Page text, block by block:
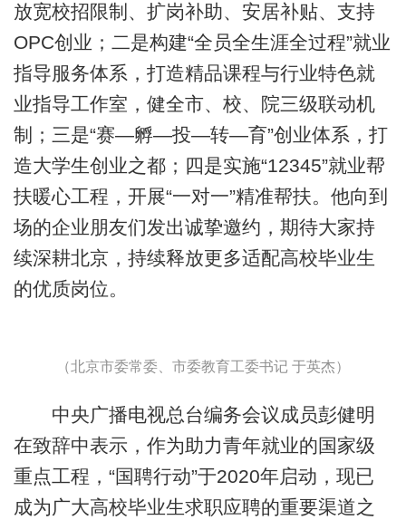
放宽校招限制、扩岗补助、安居补贴、支持
OPC创业；二是构建“全员全生涯全过程”就业
指导服务体系，打造精品课程与行业特色就
业指导工作室，健全市、校、院三级联动机
制；三是“赛—孵—投—转—育”创业体系，打
造大学生创业之都；四是实施“12345”就业帮
扶暖心工程，开展“一对一”精准帮扶。他向到
场的企业朋友们发出诚挚邀约，期待大家持
续深耕北京，持续释放更多适配高校毕业生
的优质岗位。
（北京市委常委、市委教育工委书记 于英杰）
中央广播电视总台编务会议成员彭健明
在致辞中表示，作为助力青年就业的国家级
重点工程，“国聘行动”于2020年启动，现已
成为广大高校毕业生求职应聘的重要渠道之